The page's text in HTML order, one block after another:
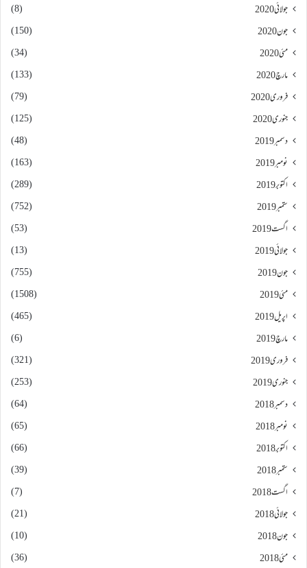
جولائی 2020
(8)
جون 2020
(150)
مئی 2020
(34)
مارچ 2020
(133)
فروری 2020
(79)
جنوری 2020
(125)
دسمبر 2019
(48)
نومبر 2019
(163)
اکتوبر 2019
(289)
ستمبر 2019
(752)
اگست 2019
(53)
جولائی 2019
(13)
جون 2019
(755)
مئی 2019
(1508)
اپریل 2019
(465)
مارچ 2019
(6)
فروری 2019
(321)
جنوری 2019
(253)
دسمبر 2018
(64)
نومبر 2018
(65)
اکتوبر 2018
(66)
ستمبر 2018
(39)
اگست 2018
(7)
جولائی 2018
(21)
جون 2018
(10)
مئی 2018
(36)